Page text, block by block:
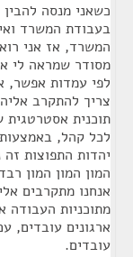
כשאני מנסה
בעבודת המשרד
המשרד, אז אני
מסודר שמראה לי
לפי עמדות אפשר,
צריך להתקרב
תוכנית אסטרטגית
לכל קהל,
יהדות התפוצות
המון המון המון
אנחנו מתקרבים
מתוכניות העבודה
ארגונים עובדים,
עובדים.